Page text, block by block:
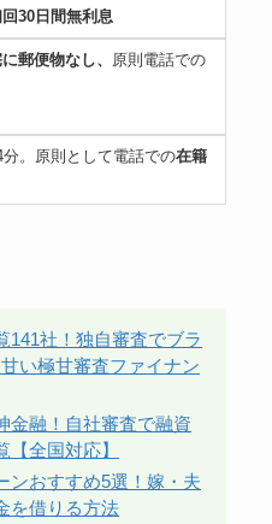
30日間無利息
郵便物なし、
原則電話での
。原則として電話での在籍
141社！独自審査でブラ
い極甘審査ファイナン
金融！自社審査で融資
全国対応】
ンおすすめ5選！嫁・夫
を借りる方法